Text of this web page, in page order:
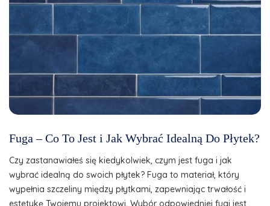
Fuga – Co To Jest i Jak Wybrać Idealną Do Płytek?
Czy zastanawiałeś się kiedykolwiek, czym jest fuga i jak
wybrać idealną do swoich płytek? Fuga to materiał, który
wypełnia szczeliny między płytkami, zapewniając trwałość i
estetykę Twojemu projektowi. Wybór odpowiedniej fugi jest